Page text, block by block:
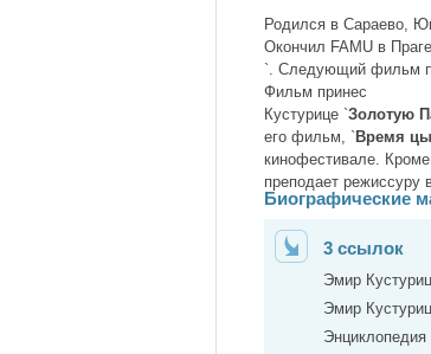
Родился в Сараево,
Окончил FAMU в
`. Следующий фильм
Фильм принес
Кустурице `Золотую
его фильм, `Время
кинофестивале.
преподает режиссуру
Биографические
3 ссылок
Эмир
Эмир
Энциклопедия